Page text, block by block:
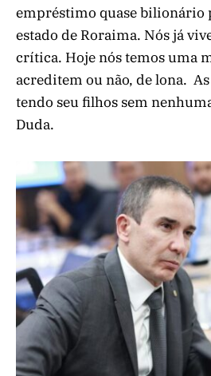
empréstimo quase bilionário
estado de Roraima. Nós já
crítica. Hoje nós temos uma
acreditem ou não, de lona.
tendo seu filhos sem
Duda.